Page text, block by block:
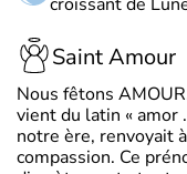
Saint Amour
Nous fêtons
vient du latin « amor
notre ère, renvoyait
compassion. Ce